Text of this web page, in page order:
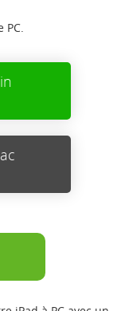
PC.